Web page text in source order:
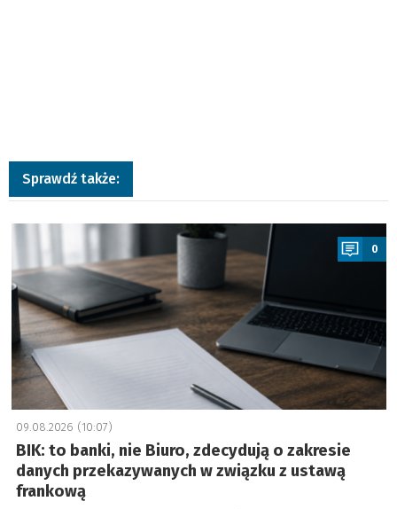
Sprawdź także:
a
0
09.08.2026 (10:07)
BIK: to banki, nie Biuro, zdecydują o zakresie
danych przekazywanych w związku z ustawą
frankową